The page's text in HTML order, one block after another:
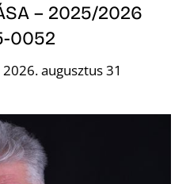
– 2025/2026
0052
augusztus 31